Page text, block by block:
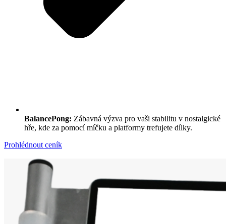
BalancePong: Zábavná výzva pro vaši stabilitu v nostalgické
hře, kde za pomocí míčku a platformy trefujete dílky.
Prohlédnout ceník